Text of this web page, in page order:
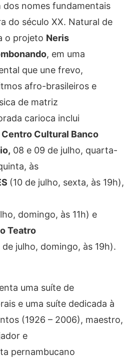
dos nomes fundamentais
do século XX. Natural de
o projeto Neris
, em uma
que une frevo,
afro-brasileiros e
de matriz
carioca inclui
Centro Cultural Banco
08 e 09 de julho, quarta-
às
(10 de julho, sexta, às 19h),
domingo, às 11h) e
Teatro
de julho, domingo, às 19h).
uma suíte de
e uma suíte dedicada à
(1926 – 2006), maestro,
e
pernambucano